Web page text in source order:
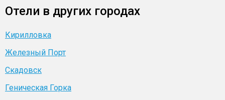
Отели в других городах
Кирилловка
Железный Порт
Скадовск
Геническая Горка